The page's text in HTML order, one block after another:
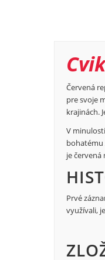
Červená
pre svoje
krajinách.
V
bohatému
je
Prvé
využívali,